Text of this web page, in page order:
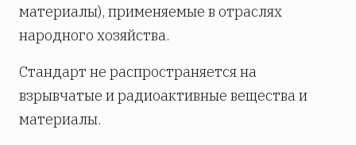
материалы), применяемые в отраслях
народного хозяйства.
Стандарт не распространяется на
взрывчатые и радиоактивные вещества и
материалы.